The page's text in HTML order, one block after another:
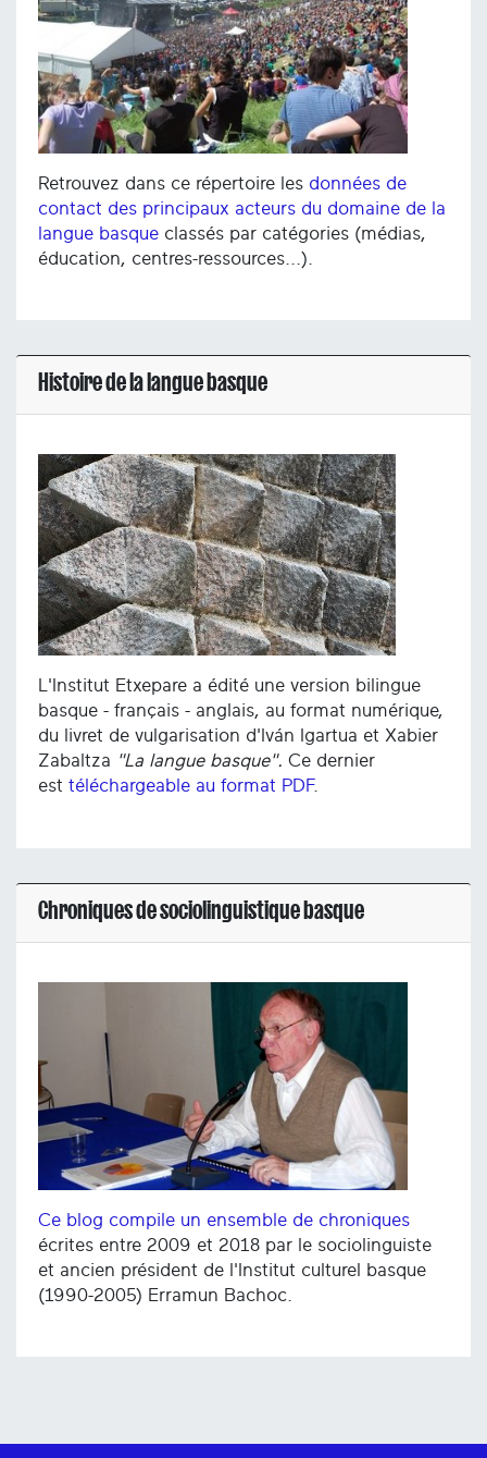
Retrouvez dans ce répertoire les données de
contact des principaux acteurs du domaine de la
langue basque classés par catégories (médias,
éducation, centres-ressources...).
Histoire de la langue basque
L'Institut Etxepare a édité une version bilingue
basque - français - anglais, au format numérique,
du livret de vulgarisation d'Iván Igartua et Xabier
Zabaltza "La langue basque". Ce dernier
est téléchargeable au format PDF.
Chroniques de sociolinguistique basque
Ce blog compile un ensemble de chroniques
écrites entre 2009 et 2018 par le sociolinguiste
et ancien président de l'Institut culturel basque
(1990-2005) Erramun Bachoc.